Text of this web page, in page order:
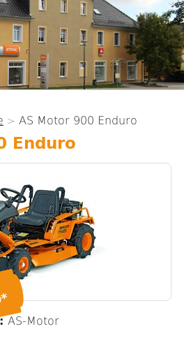
> AS Motor 900 Enduro
Enduro
AS-Motor